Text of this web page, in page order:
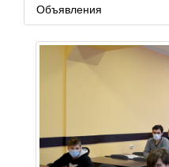
Объявления